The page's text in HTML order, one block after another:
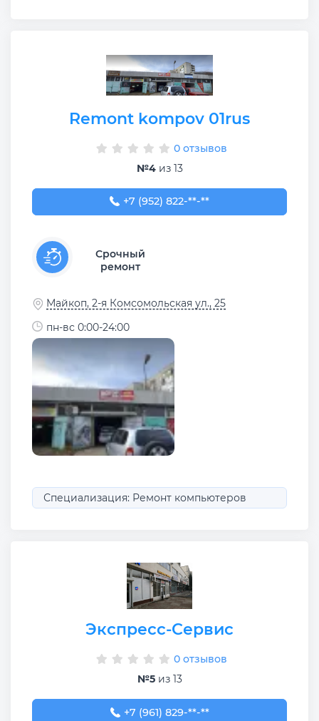
Remont kompov 01rus
0 отзывов
№4из 13
+7 (952) 822-54-39
+7 (952) 822-**-**
Срочный
ремонт
Майкоп, 2-я Комсомольская ул., 25
пн-вс 0:00-24:00
Специализация: Ремонт компьютеров
Экспресс-Сервис
0 отзывов
№5из 13
+7 (961) 829-88-88
+7 (961) 829-**-**